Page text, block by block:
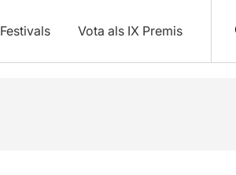
Festivals Vota als IX Premis